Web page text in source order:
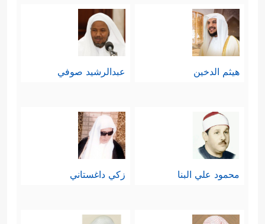
هيثم الدخين عبدالرشيد صوفي
محمود علي البنا زكي داغستاني